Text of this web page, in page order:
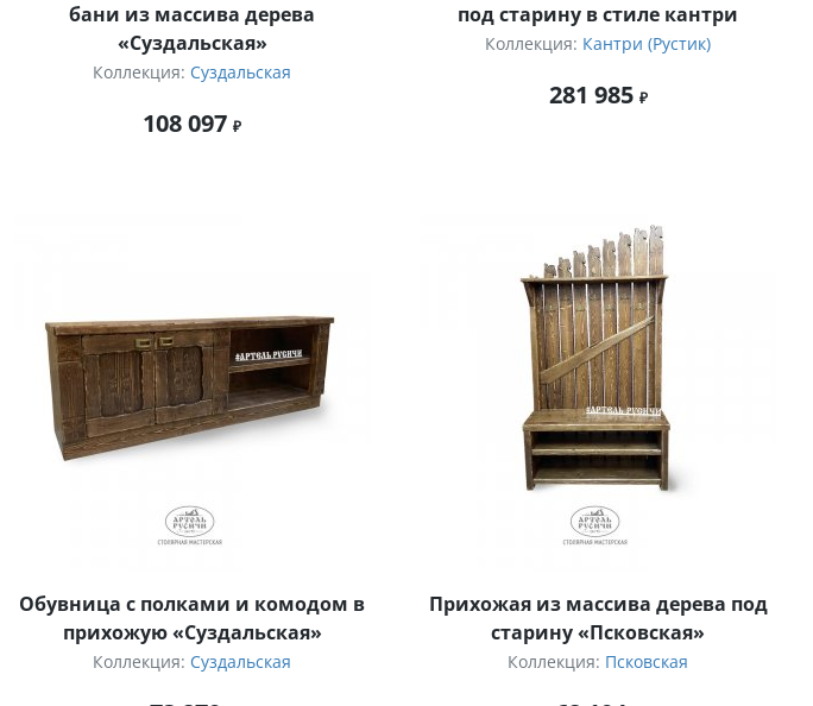
бани из массива дерева
«Суздальская»
Коллекция: Суздальская
108 097
под старину в стиле кантри
Коллекция: Кантри (Рустик)
281 985
Обувница с полками и комодом в
прихожую «Суздальская»
Коллекция: Суздальская
Прихожая из массива дерева под
старину «Псковская»
Коллекция: Псковская